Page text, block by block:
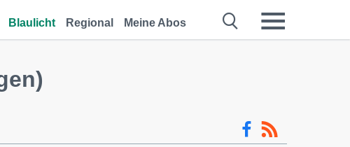
Blaulicht Regional Meine Abos